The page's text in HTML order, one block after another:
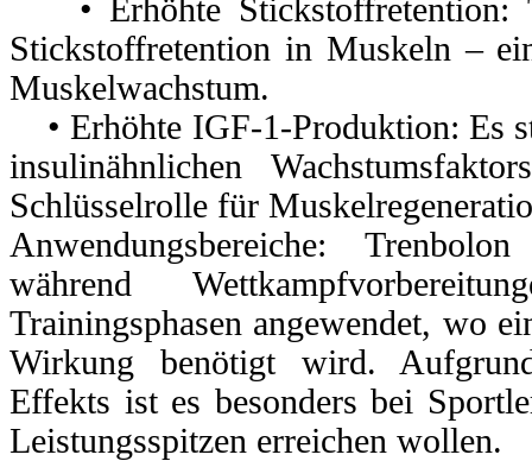
• Erhöhte Stickstoffretention:
Stickstoffretention in Muskeln –
Muskelwachstum.
• Erhöhte IGF-1-Produktion: Es
insulinähnlichen
Schlüsselrolle für
Anwendungsbereiche:
während
Trainingsphasen angewendet, wo
Wirkung benötigt wird.
Effekts ist es besonders bei
Leistungsspitzen erreichen wollen.